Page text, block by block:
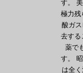
す。
極力残
酸ガ
去す
薬で
す。
は全